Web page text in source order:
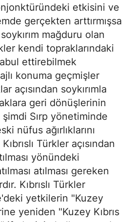
etkisini ve
gerçekten arttırmışsa
mağduru olan
kendi topraklarındaki
ettirebilmek
konuma geçmişler
açısından soykırımla
geri dönüşlerinin
şimdi Sırp yönetiminde
nüfus ağırlıklarını
Türkler açısından
yönündeki
atılması gereken
Kıbrıslı Türkler
yetkilerin "Kuzey
yeniden "Kuzey Kıbrıs